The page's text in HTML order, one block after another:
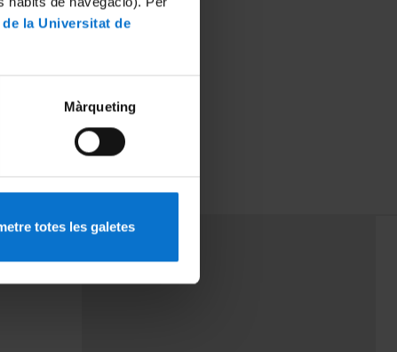
la Universitat de
Màrqueting
totes les galetes
PEU 3